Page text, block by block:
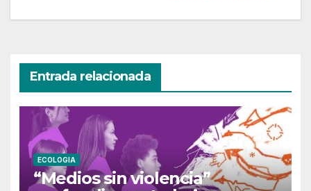
Entrada relacionada
ECOLOGIA
“Medios sin violencia”